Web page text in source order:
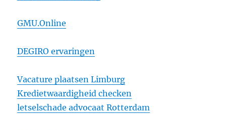
GMU.Online
DEGIRO ervaringen
Vacature plaatsen Limburg
Kredietwaardigheid checken
letselschade advocaat Rotterdam